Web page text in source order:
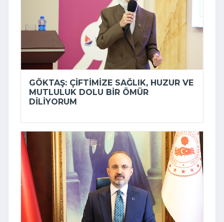
GÖKTAŞ: ÇIFTIMIZE SAĞLIK, HUZUR VE
MUTLULUK DOLU BIR ÖMÜR
DILIYORUM